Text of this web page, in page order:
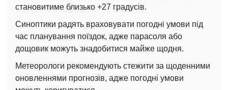
становитиме близько +27 градусів.
Синоптики радять враховувати погодні умови під
час планування поїздок, адже парасоля або
дощовик можуть знадобитися майже щодня.
Метеорологи рекомендують стежити за щоденними
оновленнями прогнозів, адже погодні умови